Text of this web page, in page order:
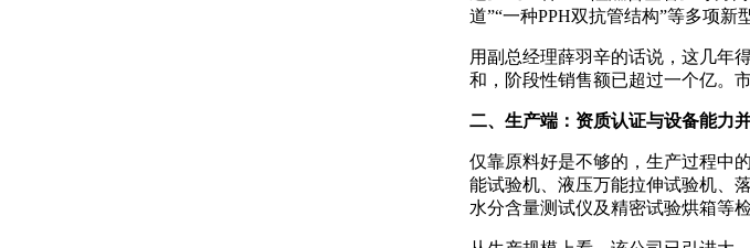
道”“一种PPH双抗管结构”等多项新
用副总经理薛羽辛的话说，这几年
和，阶段性销售额已超过一个亿。
二、生产端：资质认证与设备能力
仅靠原料好是不够的，生产过程中
能试验机、液压万能拉伸试验机、
水分含量测试仪及精密试验烘箱等